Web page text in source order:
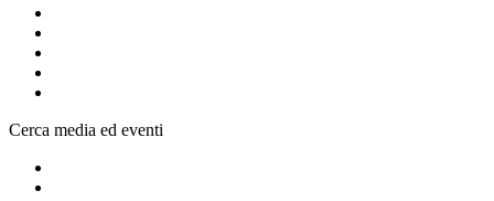
Cerca media ed eventi